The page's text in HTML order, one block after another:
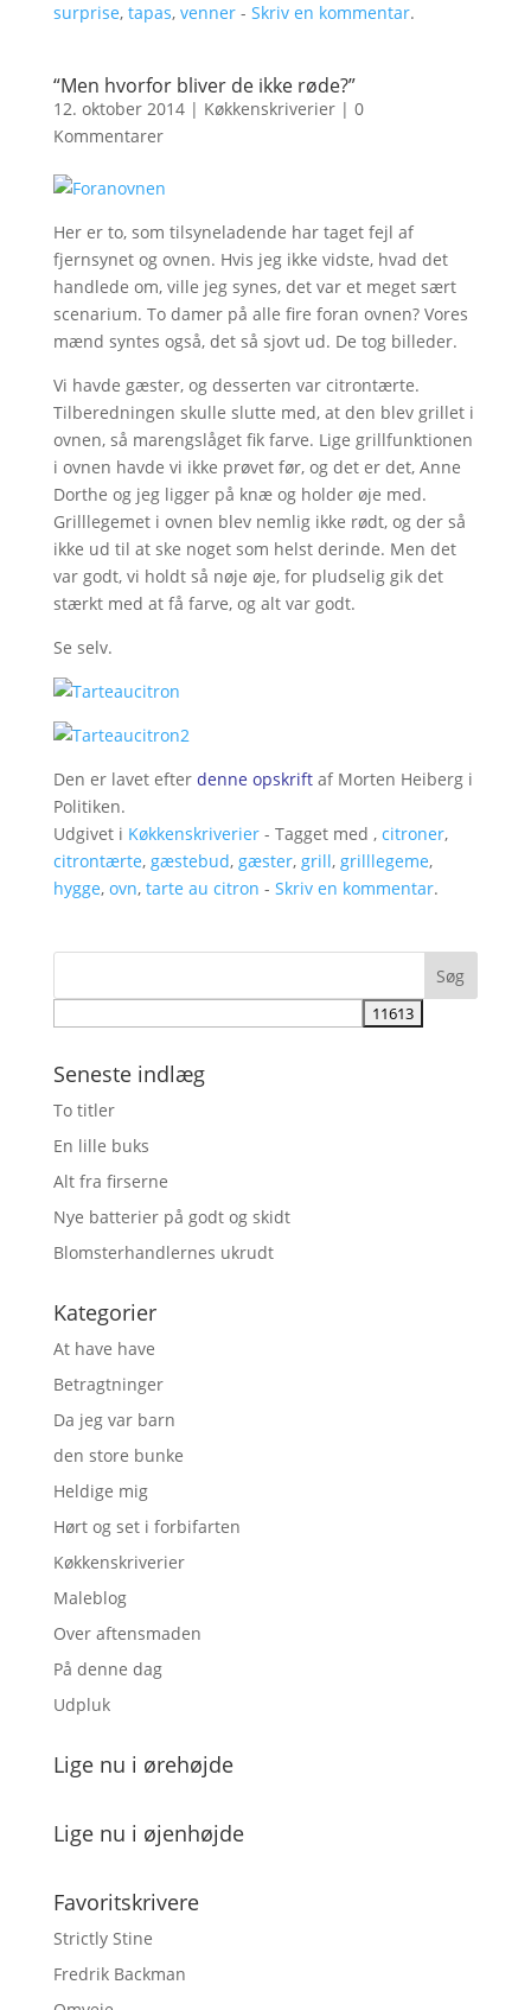
surprise, tapas, venner- Skriv en kommentar.
“Men hvorfor bliver de ikke røde?”
12. oktober 2014| Køkkenskriverier| 0
Kommentarer
Her er to, som tilsyneladende har taget fejl af
fjernsynet og ovnen. Hvis jeg ikke vidste, hvad det
handlede om, ville jeg synes, det var et meget sært
scenarium. To damer på alle fire foran ovnen? Vores
mænd syntes også, det så sjovt ud. De tog billeder.
Vi havde gæster, og desserten var citrontærte.
Tilberedningen skulle slutte med, at den blev grillet i
ovnen, så marengslåget fik farve. Lige grillfunktionen
i ovnen havde vi ikke prøvet før, og det er det, Anne
Dorthe og jeg ligger på knæ og holder øje med.
Grilllegemet i ovnen blev nemlig ikke rødt, og der så
ikke ud til at ske noget som helst derinde. Men det
var godt, vi holdt så nøje øje, for pludselig gik det
stærkt med at få farve, og alt var godt.
Se selv.
Den er lavet efter denne opskriftaf Morten Heiberg i
Politiken.
Udgivet i Køkkenskriverier- Tagget med , citroner,
citrontærte, gæstebud, gæster, grill, grilllegeme,
hygge, ovn, tarte au citron - Skriv en kommentar.
Seneste indlæg
To titler
En lille buks
Alt fra firserne
Nye batterier på godt og skidt
Blomsterhandlernes ukrudt
Kategorier
At have have
Betragtninger
Da jeg var barn
den store bunke
Heldige mig
Hørt og set i forbifarten
Køkkenskriverier
Maleblog
Over aftensmaden
På denne dag
Udpluk
Lige nu i ørehøjde
Lige nu i øjenhøjde
Favoritskrivere
Strictly Stine
Fredrik Backman